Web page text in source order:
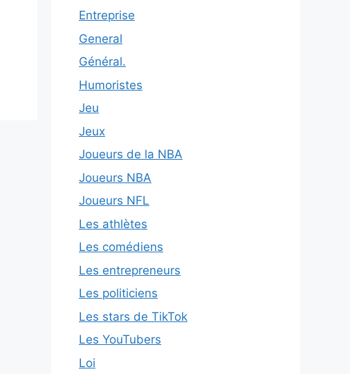
Entreprise
General
Général.
Humoristes
Jeu
Jeux
Joueurs de la NBA
Joueurs NBA
Joueurs NFL
Les athlètes
Les comédiens
Les entrepreneurs
Les politiciens
Les stars de TikTok
Les YouTubers
Loi